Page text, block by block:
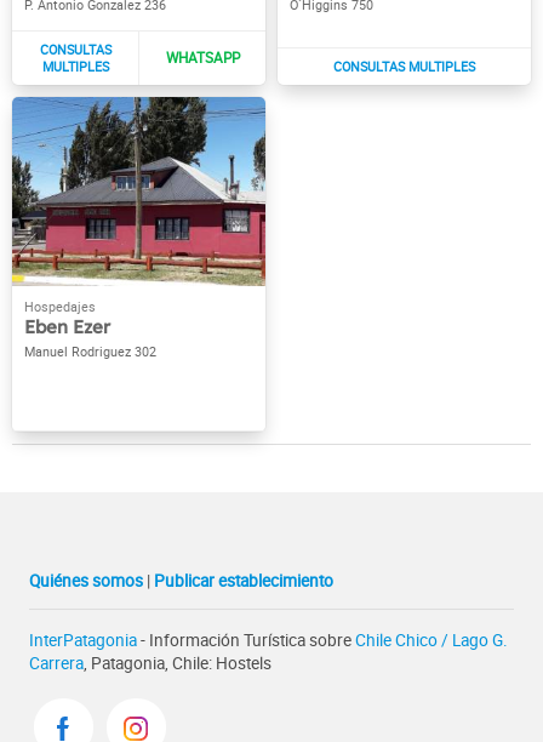
P. Antonio Gonzalez 236 O`Higgins 750
Eben Ezer
Manuel Rodriguez 302
Quiénes somos | Publicar establecimiento
InterPatagonia- Información Turística sobreChile Chico / Lago G.
Carrera , Patagonia, Chile: Hostels